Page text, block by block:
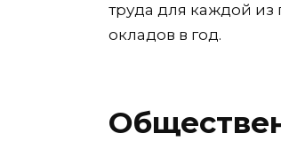
труда для каждой
окладов в год.